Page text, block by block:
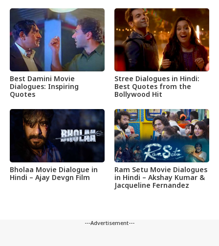
Best Damini Movie
Dialogues: Inspiring
Quotes
Stree Dialogues in Hindi:
Best Quotes from the
Bollywood Hit
Bholaa Movie Dialogue in
Hindi – Ajay Devgn Film
Ram Setu Movie Dialogues
in Hindi – Akshay Kumar &
Jacqueline Fernandez
---Advertisement---